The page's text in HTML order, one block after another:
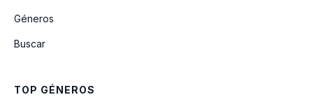
Géneros
Buscar
TOP GÉNEROS